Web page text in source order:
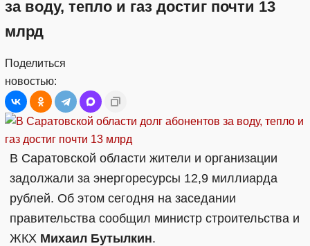
за воду, тепло и газ достиг почти 13
млрд
Поделиться
новостью:
В Саратовской области жители и организации
задолжали за энергоресурсы 12,9 миллиарда
рублей. Об этом сегодня на заседании
правительства сообщил министр строительства и
ЖКХ Михаил Бутылкин.